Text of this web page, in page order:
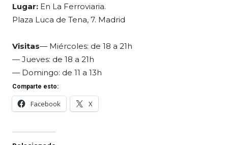
Lugar: En La Ferroviaria.
Plaza Luca de Tena, 7. Madrid
Visitas— Miércoles: de 18 a 21h
— Jueves: de 18 a 21h
— Domingo: de 11 a 13h
Comparte esto:
Facebook X